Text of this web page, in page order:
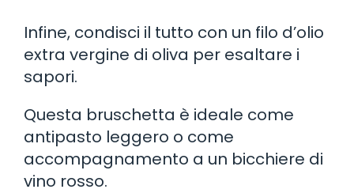
Infine, condisci il tutto con un filo d’olio
extra vergine di oliva per esaltare i
sapori.
Questa bruschetta è ideale come
antipasto leggero o come
accompagnamento a un bicchiere di
vino rosso.